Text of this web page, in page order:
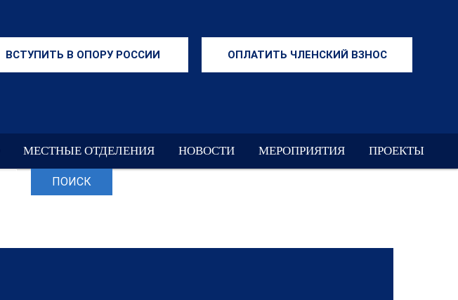
ВСТУПИТЬ В ОПОРУ РОССИИ ОПЛАТИТЬ ЧЛЕНСКИЙ ВЗНОС
МЕСТНЫЕ ОТДЕЛЕНИЯ НОВОСТИ МЕРОПРИЯТИЯ ПРОЕКТЫ
ПОИСК